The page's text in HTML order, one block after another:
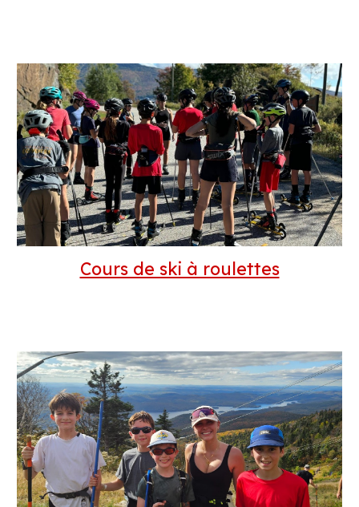
Cours de ski à roulettes